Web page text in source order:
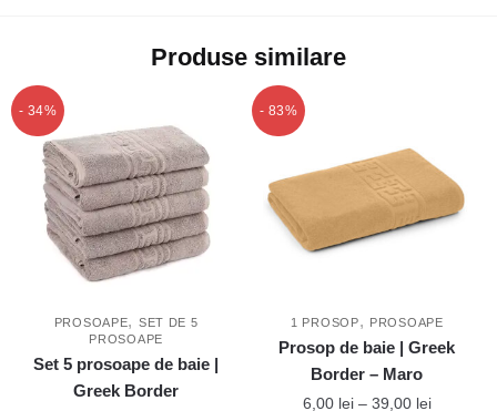
Produse similare
- 34%
PROSOAPE, SET DE 5
PROSOAPE
Set 5 prosoape de baie |
Greek Border
- 83%
1 PROSOP, PROSOAPE
Prosop de baie | Greek
Border – Maro
6,00 lei – 39,00 leiInterval